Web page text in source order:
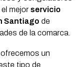
mejor servicio
Santiago de
de la comarca.
un
tipo de